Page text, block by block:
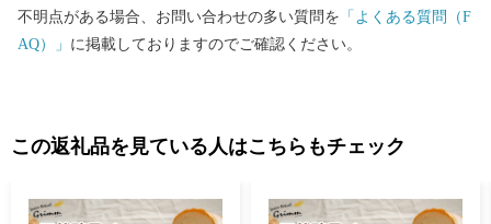
不明点がある場合、お問い合わせの多い質問を 「よくある質問（F
AQ）」 に掲載しておりますのでご確認ください。
この返礼品を見ている人はこちらもチェック